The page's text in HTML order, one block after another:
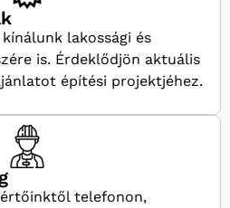
lakossági és
is. Érdeklődjön aktuális
építési projektjéhez.
telefonon,